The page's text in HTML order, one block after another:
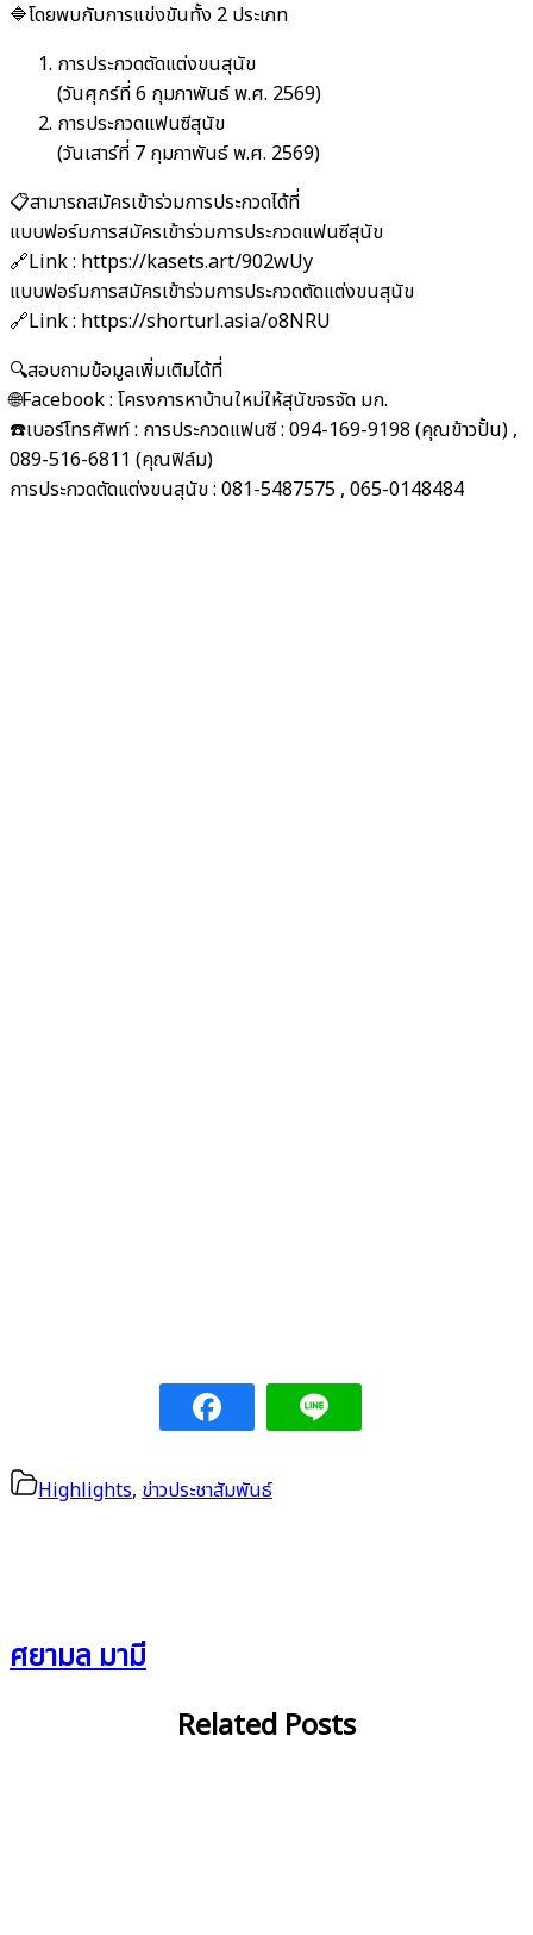
🔷โดยพบกับการแข่งขันทั้ง 2 ประเภท
การประกวดตัดแต่งขนสุนัข
(วันศุกร์ที่ 6 กุมภาพันธ์ พ.ศ. 2569)
การประกวดแฟนซีสุนัข
(วันเสาร์ที่ 7 กุมภาพันธ์ พ.ศ. 2569)
📋สามารถสมัครเข้าร่วมการประกวดได้ที่
แบบฟอร์มการสมัครเข้าร่วมการประกวดแฟนซีสุนัข
🔗Link : https://kasets.art/902wUy
แบบฟอร์มการสมัครเข้าร่วมการประกวดตัดแต่งขนสุนัข
🔗Link : https://shorturl.asia/o8NRU
🔍สอบถามข้อมูลเพิ่มเติมได้ที่
🌐Facebook : โครงการหาบ้านใหม่ให้สุนัขจรจัด มก.
☎️เบอร์โทรศัพท์ : การประกวดแฟนซี : 094-169-9198 (คุณข้าวปั้น) ,
089-516-6811 (คุณฟิล์ม)
การประกวดตัดแต่งขนสุนัข : 081-5487575 , 065-0148484
Highlights, ข่าวประชาสัมพันธ์
ศยามล มามี
Related Posts